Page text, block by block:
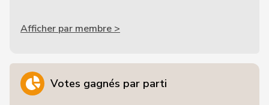
Afficher par membre >
Votes gagnés par parti